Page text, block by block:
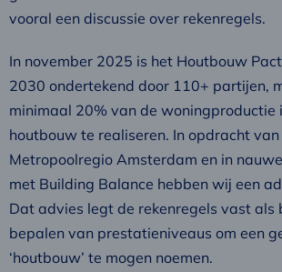
vooral een discussie over rekenregels.
In november 2025 is het Houtbouw
2030 ondertekend door 110+ partijen,
minimaal 20% van de woningproductie
houtbouw te realiseren. In opdracht van
Metropoolregio Amsterdam en in
met Building Balance hebben wij een
Dat advies legt de rekenregels vast als
bepalen van prestatieniveaus om een
‘houtbouw’ te mogen noemen.